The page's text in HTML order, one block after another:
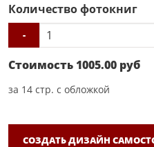
Количество фотокниг
-
Стоимость1005.00 руб
за 14 стр. с обложкой
СОЗДАТЬ ДИЗАЙН